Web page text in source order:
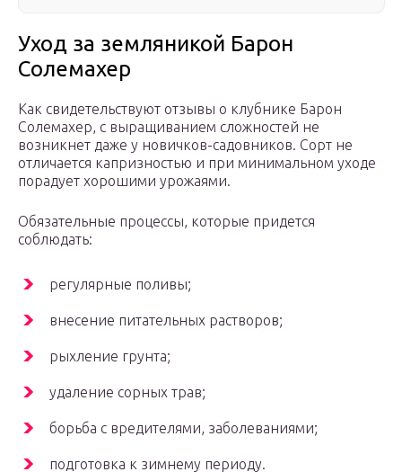
Уход за земляникой Барон
Солемахер
Как свидетельствуют отзывы о клубнике Барон
Солемахер, с выращиванием сложностей не
возникнет даже у новичков-садовников. Сорт не
отличается капризностью и при минимальном уходе
порадует хорошими урожаями.
Обязательные процессы, которые придется
соблюдать:
регулярные поливы;
внесение питательных растворов;
рыхление грунта;
удаление сорных трав;
борьба с вредителями, заболеваниями;
подготовка к зимнему периоду.